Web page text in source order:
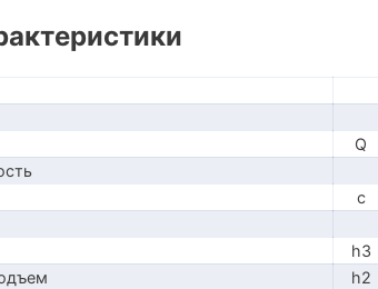
Q
c
h3
h2